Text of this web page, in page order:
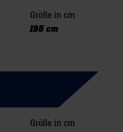
Größe in cm
195 cm
Größe in cm